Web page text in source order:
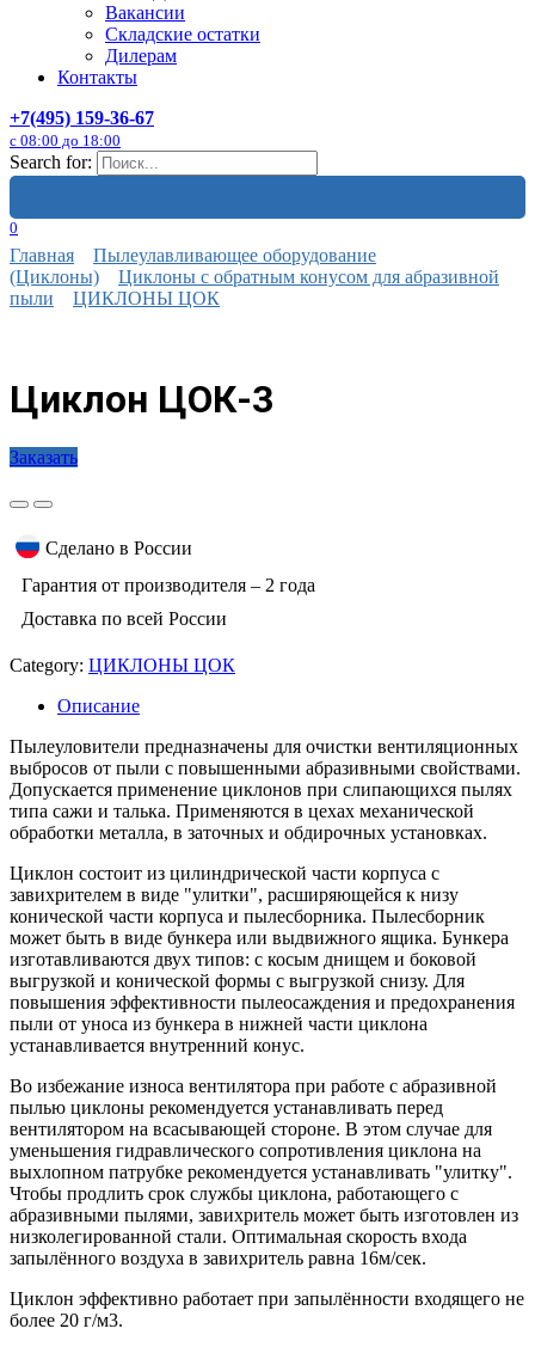
Вакансии
Складские остатки
Дилерам
Контакты
+7(495) 159-36-67
с 08:00 до 18:00
Search for:
0
Главная
Пылеулавливающее оборудование
(Циклоны)
Циклоны с обратным конусом для абразивной
пыли
ЦИКЛОНЫ ЦОК
Циклон ЦОК-3
Заказать
Сделано в России
Гарантия от производителя – 2 года
Доставка по всей России
Category: ЦИКЛОНЫ ЦОК
Описание
Пылеуловители предназначены для очистки вентиляционных
выбросов от пыли с повышенными абразивными свойствами.
Допускается применение циклонов при слипающихся пылях
типа сажи и талька. Применяются в цехах механической
обработки металла, в заточных и обдирочных установках.
Циклон состоит из цилиндрической части корпуса с
завихрителем в виде "улитки", расширяющейся к низу
конической части корпуса и пылесборника. Пылесборник
может быть в виде бункера или выдвижного ящика. Бункера
изготавливаются двух типов: с косым днищем и боковой
выгрузкой и конической формы с выгрузкой снизу. Для
повышения эффективности пылеосаждения и предохранения
пыли от уноса из бункера в нижней части циклона
устанавливается внутренний конус.
Во избежание износа вентилятора при работе с абразивной
пылью циклоны рекомендуется устанавливать перед
вентилятором на всасывающей стороне. В этом случае для
уменьшения гидравлического сопротивления циклона на
выхлопном патрубке рекомендуется устанавливать "улитку".
Чтобы продлить срок службы циклона, работающего с
абразивными пылями, завихритель может быть изготовлен из
низколегированной стали. Оптимальная скорость входа
запылённого воздуха в завихритель равна 16м/сек.
Циклон эффективно работает при запылённости входящего не
более 20 г/м3.